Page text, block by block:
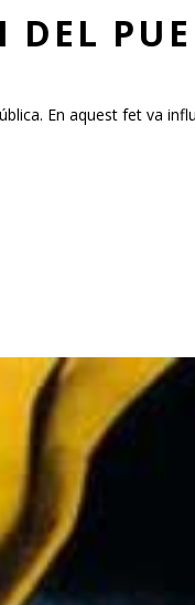
DEL
En aquest fet va